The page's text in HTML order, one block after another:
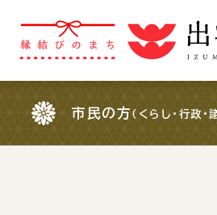
市民の方 （くらし・行政・